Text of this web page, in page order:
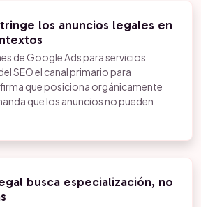
los anuncios legales en
de Google Ads para servicios
SEO el canal primario para
que posiciona orgánicamente
que los anuncios no pueden
busca especialización, no